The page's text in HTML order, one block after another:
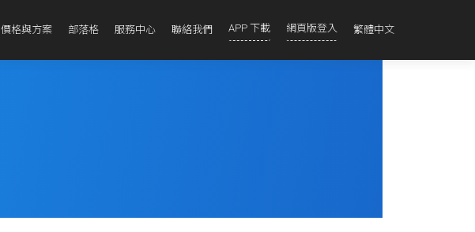
價格與方案 部落格 服務中心 聯絡我們 APP 下載 網頁版登入 繁體中文